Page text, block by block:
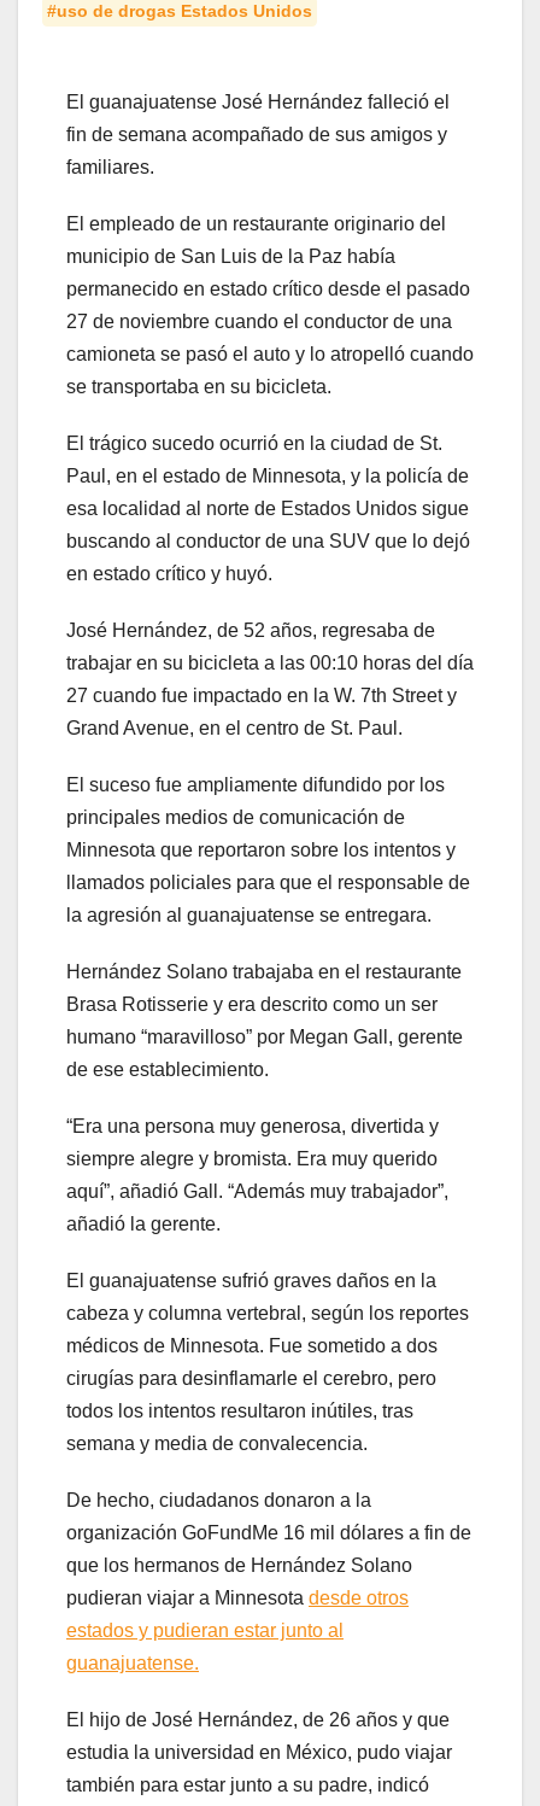
#uso de drogas Estados Unidos
El guanajuatense José Hernández falleció el
fin de semana acompañado de sus amigos y
familiares.
El empleado de un restaurante originario del
municipio de San Luis de la Paz había
permanecido en estado crítico desde el pasado
27 de noviembre cuando el conductor de una
camioneta se pasó el auto y lo atropelló cuando
se transportaba en su bicicleta.
El trágico sucedo ocurrió en la ciudad de St.
Paul, en el estado de Minnesota, y la policía de
esa localidad al norte de Estados Unidos sigue
buscando al conductor de una SUV que lo dejó
en estado crítico y huyó.
José Hernández, de 52 años, regresaba de
trabajar en su bicicleta a las 00:10 horas del día
27 cuando fue impactado en la W. 7th Street y
Grand Avenue, en el centro de St. Paul.
El suceso fue ampliamente difundido por los
principales medios de comunicación de
Minnesota que reportaron sobre los intentos y
llamados policiales para que el responsable de
la agresión al guanajuatense se entregara.
Hernández Solano trabajaba en el restaurante
Brasa Rotisserie y era descrito como un ser
humano “maravilloso” por Megan Gall, gerente
de ese establecimiento.
“Era una persona muy generosa, divertida y
siempre alegre y bromista. Era muy querido
aquí”, añadió Gall. “Además muy trabajador”,
añadió la gerente.
El guanajuatense sufrió graves daños en la
cabeza y columna vertebral, según los reportes
médicos de Minnesota. Fue sometido a dos
cirugías para desinflamarle el cerebro, pero
todos los intentos resultaron inútiles, tras
semana y media de convalecencia.
De hecho, ciudadanos donaron a la
organización GoFundMe 16 mil dólares a fin de
que los hermanos de Hernández Solano
pudieran viajar a Minnesota desde otros
estados y pudieran estar junto al
guanajuatense.
El hijo de José Hernández, de 26 años y que
estudia la universidad en México, pudo viajar
también para estar junto a su padre, indicó